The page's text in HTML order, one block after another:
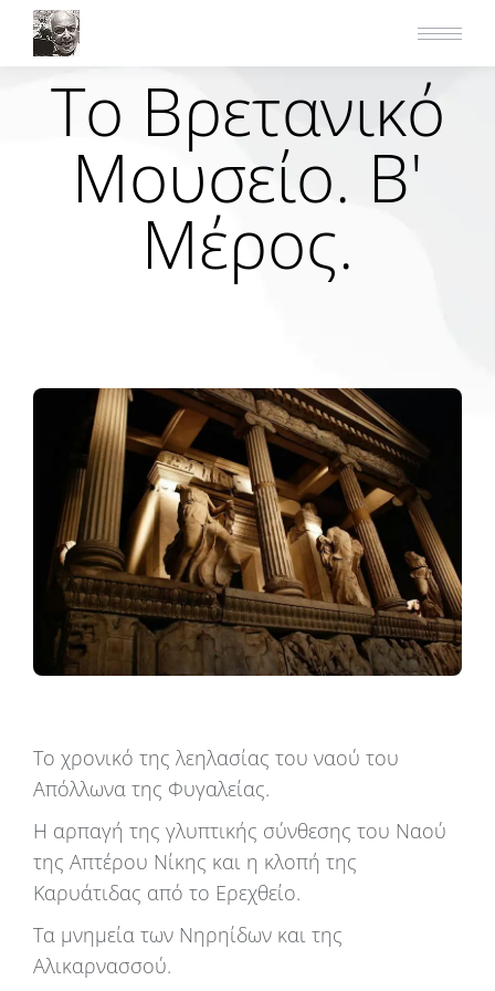
Το Βρετανικό
Μουσείο. Β'
Μέρος.
Το χρονικό της λεηλασίας του ναού του
Απόλλωνα της Φυγαλείας.
Η αρπαγή της γλυπτικής σύνθεσης του Ναού
της Απτέρου Νίκης και η κλοπή της
Καρυάτιδας από το Ερεχθείο.
Τα μνημεία των Νηρηίδων και της
Αλικαρνασσού.